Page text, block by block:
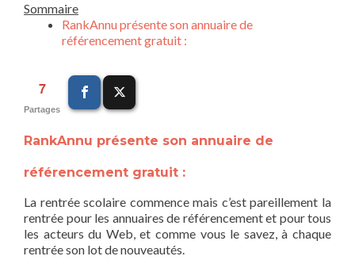
Sommaire
RankAnnu présente son annuaire de
référencement gratuit :
7
Partages
RankAnnu présente son annuaire de
référencement gratuit :
La rentrée scolaire commence mais c’est pareillement la
rentrée pour les annuaires de référencement et pour tous
les acteurs du Web, et comme vous le savez, à chaque
rentrée son lot de nouveautés.